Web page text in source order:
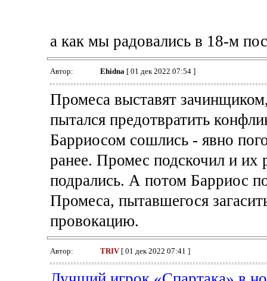
а как мы радовались в 18-м
Автор: Ehidna[ 01 дек 2022 07:54 ]
Промеса выставят
пытался предотвратить
Барриосом сошлись - явно
ранее. Промес подскочил и их
подрались. А потом Барриос
Промеса, пытавшегося
провокацию.
Автор: TRIV[ 01 дек 2022 07:41 ]